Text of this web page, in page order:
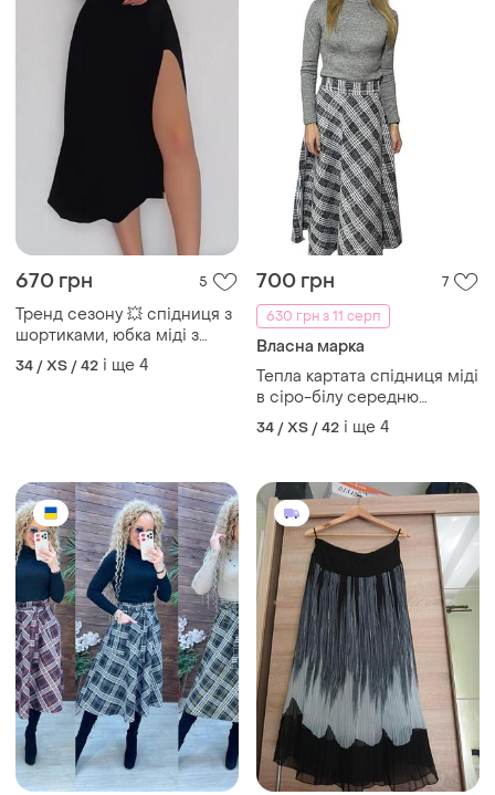
670 грн 5
Тренд сезону 💥 спідниця з
шортиками, юбка міді з
розрізом
34 / XS / 42 і ще 4
700 грн
7
630 грн з 11 серп
Власна марка
Тепла картата спідниця міді
в сіро-білу середню
клітинку
34 / XS / 42 і ще 4